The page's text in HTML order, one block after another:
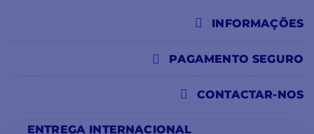
INFORMAÇÕES
ENTREGA INTERNACIONAL
CONTACTAR-NOS
PAGAMENTO SEGURO